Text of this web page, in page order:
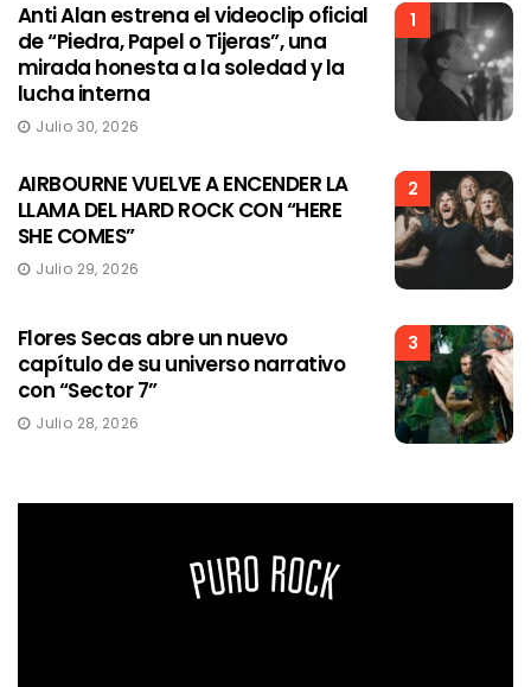
1
Anti Alan estrena el videoclip oficial
de “Piedra, Papel o Tijeras”, una
mirada honesta a la soledad y la
lucha interna
Julio 30, 2026
2
AIRBOURNE VUELVE A ENCENDER LA
LLAMA DEL HARD ROCK CON “HERE
SHE COMES”
Julio 29, 2026
3
Flores Secas abre un nuevo
capítulo de su universo narrativo
con “Sector 7”
Julio 28, 2026